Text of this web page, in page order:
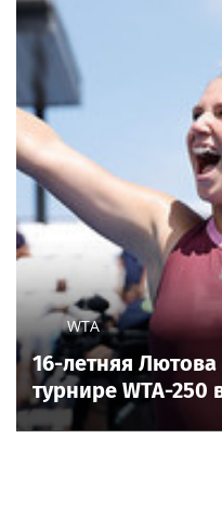
WTA
16-летняя
турнире WTA-